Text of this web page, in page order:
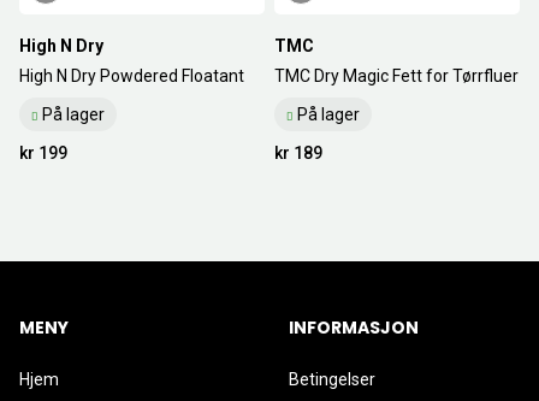
High N Dry
High N Dry Powdered Floatant
På lager
kr 199
TMC
TMC Dry Magic Fett for Tørrfluer
På lager
kr 189
MENY
Hjem
INFORMASJON
Betingelser